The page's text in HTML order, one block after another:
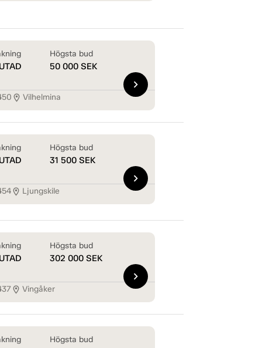
Högsta bud
50 000 SEK
location_on Vilhelmina
chevron_right
Högsta bud
31 500 SEK
location_on Ljungskile
chevron_right
Högsta bud
302 000 SEK
location_on Vingåker
chevron_right
Högsta bud